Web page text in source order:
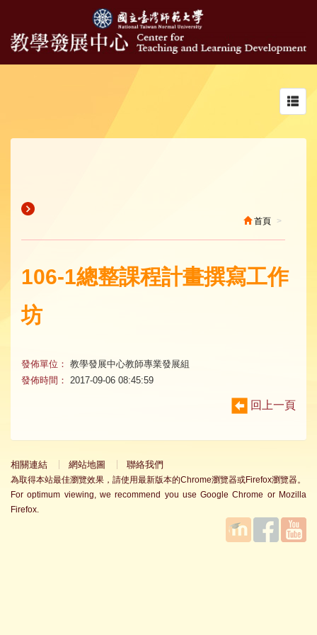
首頁
106-1總整課程計畫撰寫工作
坊
發佈單位： 教學發展中心教師專業發展組
發佈時間：
2017-09-06 08:45:59
回上一頁
相關連結 網站地圖 聯絡我們
為取得本站最佳瀏覽效果，請使用最新版本的Chrome瀏覽器或Firefox瀏覽器。
For optimum viewing, we recommend you use Google Chrome or Mozilla
Firefox.